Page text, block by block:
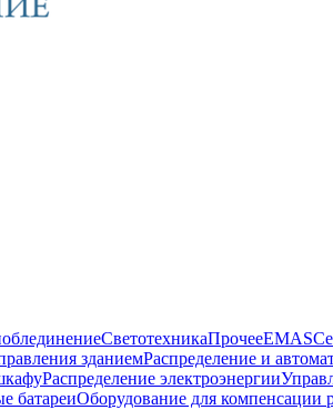
СветотехникаПрочееEMAS
зданиемРаспределение и
Распределение электроэнергии
батареиОборудование для компенсации